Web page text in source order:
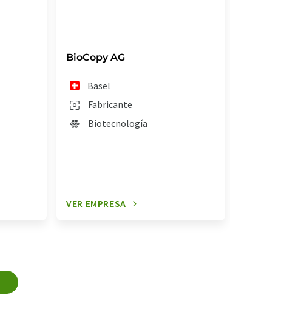
BioCopy AG
Fabricante
Basel
Biotecnología
VER EMPRESA